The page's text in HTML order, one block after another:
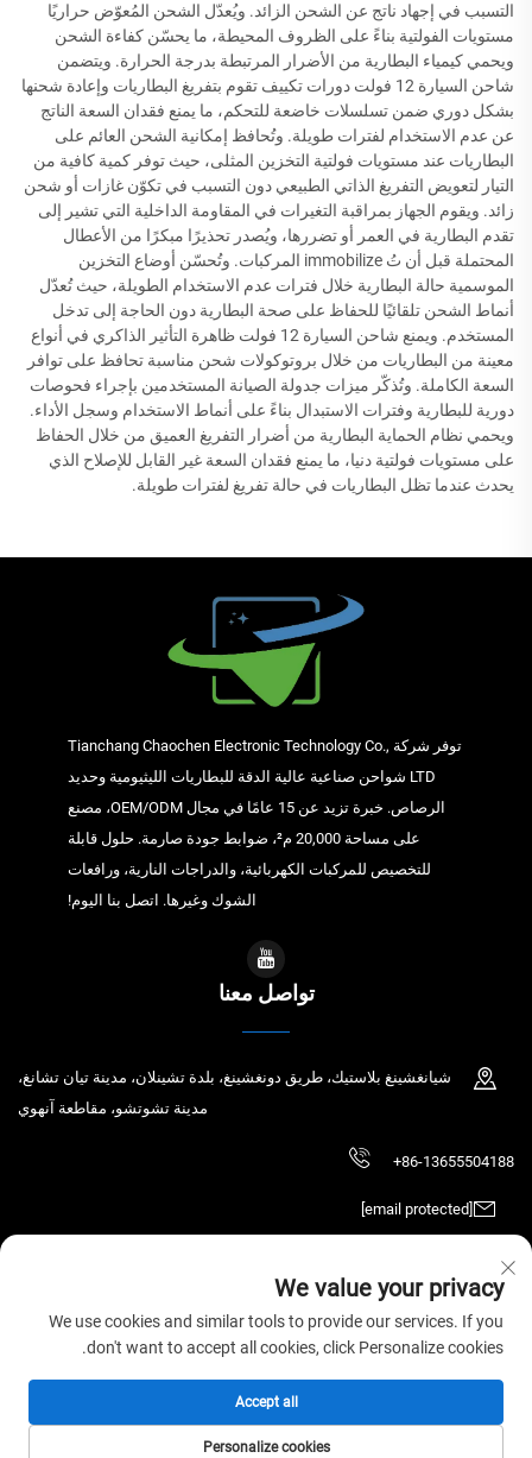
التسبب في إجهاد ناتج عن الشحن الزائد. ويُعدّل الشحن المُعوّض حراريًا
مستويات الفولتية بناءً على الظروف المحيطة، ما يحسّن كفاءة الشحن
ويحمي كيمياء البطارية من الأضرار المرتبطة بدرجة الحرارة. ويتضمن
شاحن السيارة 12 فولت دورات تكييف تقوم بتفريغ البطاريات وإعادة شحنها
بشكل دوري ضمن تسلسلات خاضعة للتحكم، ما يمنع فقدان السعة الناتج
عن عدم الاستخدام لفترات طويلة. وتُحافظ إمكانية الشحن العائم على
البطاريات عند مستويات فولتية التخزين المثلى، حيث توفر كمية كافية من
التيار لتعويض التفريغ الذاتي الطبيعي دون التسبب في تكوّن غازات أو شحن
زائد. ويقوم الجهاز بمراقبة التغيرات في المقاومة الداخلية التي تشير إلى
تقدم البطارية في العمر أو تضررها، ويُصدر تحذيرًا مبكرًا من الأعطال
المحتملة قبل أن تُ immobilize المركبات. وتُحسّن أوضاع التخزين
الموسمية حالة البطارية خلال فترات عدم الاستخدام الطويلة، حيث تُعدّل
أنماط الشحن تلقائيًا للحفاظ على صحة البطارية دون الحاجة إلى تدخل
المستخدم. ويمنع شاحن السيارة 12 فولت ظاهرة التأثير الذاكري في أنواع
معينة من البطاريات من خلال بروتوكولات شحن مناسبة تحافظ على توافر
السعة الكاملة. وتُذكّر ميزات جدولة الصيانة المستخدمين بإجراء فحوصات
دورية للبطارية وفترات الاستبدال بناءً على أنماط الاستخدام وسجل الأداء.
ويحمي نظام الحماية البطارية من أضرار التفريغ العميق من خلال الحفاظ
على مستويات فولتية دنيا، ما يمنع فقدان السعة غير القابل للإصلاح الذي
يحدث عندما تظل البطاريات في حالة تفريغ لفترات طويلة.
توفر شركة Tianchang Chaochen Electronic Technology Co.,
LTD شواحن صناعية عالية الدقة للبطاريات الليثيومية وحديد
الرصاص. خبرة تزيد عن 15 عامًا في مجال OEM/ODM، مصنع
على مساحة 20,000 م²، ضوابط جودة صارمة. حلول قابلة
للتخصيص للمركبات الكهربائية، والدراجات النارية، ورافعات
الشوك وغيرها. اتصل بنا اليوم!
تواصل معنا
شيانغشينغ بلاستيك، طريق دونغشينغ، بلدة تشينلان، مدينة تيان تشانغ،
مدينة تشوتشو، مقاطعة آنهوي
+86-13655504188
حقوق الطبع والنشر © 2025 تيان تشانغ تشاوتشين للتكنولوجيا الإلكترونية المحدودة.
جميع الحقوق محفوظة.سياسة الخصوصية
We value your privacy
We use cookies and similar tools to provide our services. If you
don't want to accept all cookies, click Personalize cookies.
Personalize cookies
Accept all